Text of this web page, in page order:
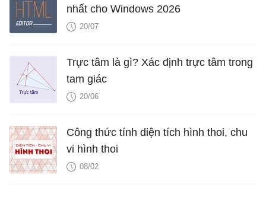
nhất cho Windows 2026
20/07
Trực tâm là gì? Xác định trực tâm trong
tam giác
20/06
Công thức tính diện tích hình thoi, chu
vi hình thoi
08/02